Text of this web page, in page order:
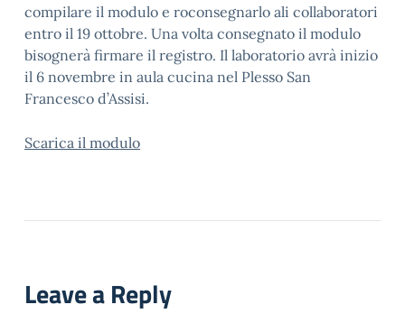
compilare il modulo e roconsegnarlo ali collaboratori
entro il 19 ottobre. Una volta consegnato il modulo
bisognerà firmare il registro. Il laboratorio avrà inizio
il 6 novembre in aula cucina nel Plesso San
Francesco d’Assisi.
Scarica il modulo
Leave a Reply